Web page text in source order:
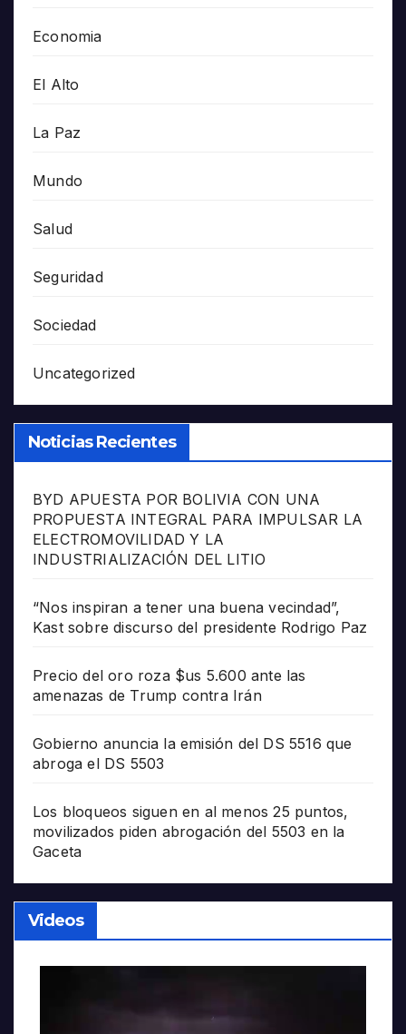
Economia
El Alto
La Paz
Mundo
Salud
Seguridad
Sociedad
Uncategorized
Noticias Recientes
BYD APUESTA POR BOLIVIA CON UNA
PROPUESTA INTEGRAL PARA IMPULSAR LA
ELECTROMOVILIDAD Y LA
INDUSTRIALIZACIÓN DEL LITIO
“Nos inspiran a tener una buena vecindad”,
Kast sobre discurso del presidente Rodrigo Paz
Precio del oro roza $us 5.600 ante las
amenazas de Trump contra Irán
Gobierno anuncia la emisión del DS 5516 que
abroga el DS 5503
Los bloqueos siguen en al menos 25 puntos,
movilizados piden abrogación del 5503 en la
Gaceta
Videos